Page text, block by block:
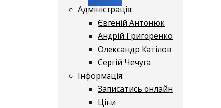
Адміністрація:
Євгеній Антонюк
Андрій Григоренко
Олександр Катілов
Сергій Чечуга
Інформація:
Записатись онлайн
Ціни